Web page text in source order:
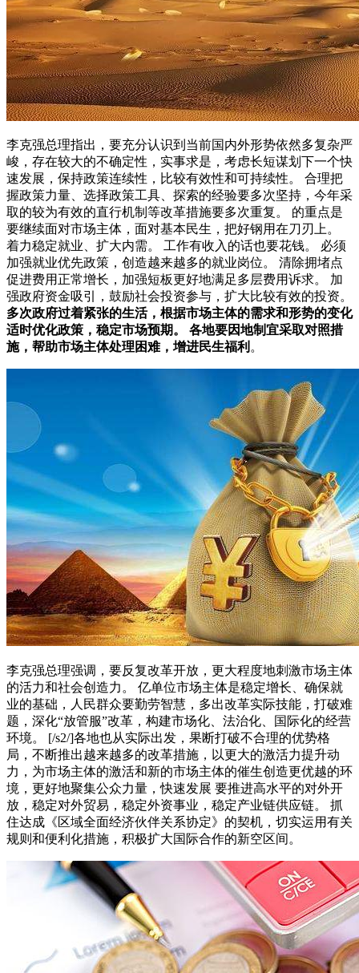
李克强总理指出，要充分认识到当前国内外形势依然多复杂严
峻，存在较大的不确定性，实事求是，考虑长短谋划下一个快
速发展，保持政策连续性，比较有效性和可持续性。 合理把
握政策力量、选择政策工具、探索的经验要多次坚持，今年采
取的较为有效的直行机制等改革措施要多次重复。 的重点是
要继续面对市场主体，面对基本民生，把好钢用在刀刃上。
着力稳定就业、扩大内需。 工作有收入的话也要花钱。 必须
加强就业优先政策，创造越来越多的就业岗位。 清除拥堵点
促进费用正常增长，加强短板更好地满足多层费用诉求。 加
强政府资金吸引，鼓励社会投资参与，扩大比较有效的投资。
多次政府过着紧张的生活，根据市场主体的需求和形势的变化
适时优化政策，稳定市场预期。 各地要因地制宜采取对照措
施，帮助市场主体处理困难，增进民生福利 。
李克强总理强调，要反复改革开放，更大程度地刺激市场主体
的活力和社会创造力。 亿单位市场主体是稳定增长、确保就
业的基础，人民群众要勤劳智慧，多出改革实际技能，打破难
题，深化“放管服”改革，构建市场化、法治化、国际化的经营
环境。 [/s2/]各地也从实际出发，果断打破不合理的优势格
局，不断推出越来越多的改革措施，以更大的激活力提升动
力，为市场主体的激活和新的市场主体的催生创造更优越的环
境，更好地聚集公众力量，快速发展 要推进高水平的对外开
放，稳定对外贸易，稳定外资事业，稳定产业链供应链。 抓
住达成《区域全面经济伙伴关系协定》的契机，切实运用有关
规则和便利化措施，积极扩大国际合作的新空区间。